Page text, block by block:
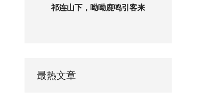
祁连山下，呦呦鹿鸣引客来
最热文章